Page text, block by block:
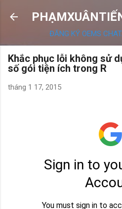
Chuyển đến nội
ĐĂNG KÝ OEMS
Khắc phục lỗi không sử
số gói tiện ích trong R
tháng 1 17, 2015